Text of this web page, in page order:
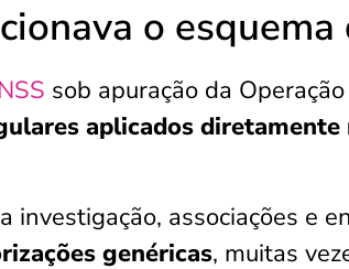
o
sob apuração da
aplicados diretamente
investigação, associações e
genéricas, muitas